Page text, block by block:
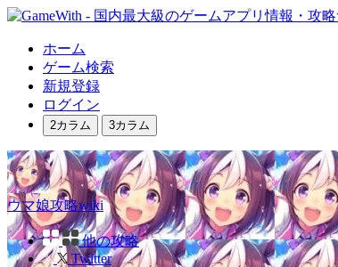
ホーム
ゲーム検索
新規登録
ログイン
2カラム 3カラム
ウマ娘攻略wiki
他の攻略
Twitter